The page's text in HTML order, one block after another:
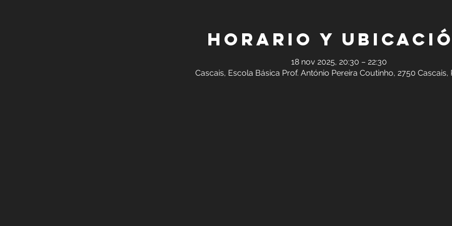
Horario y
18 nov 2025, 20:30 – 22:30
Cascais, Escola Básica Prof. António Pereira Coutinho, 2750